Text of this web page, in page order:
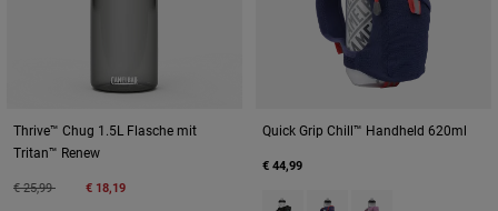
Thrive™ Chug 1.5L Flasche mit
Tritan™ Renew
Price reduced from
€ 25,99to € 18,19
Quick Grip Chill™ Handheld 620ml
€ 44,99
Product swatch type of Black.
Product swatch type of
Product swatch